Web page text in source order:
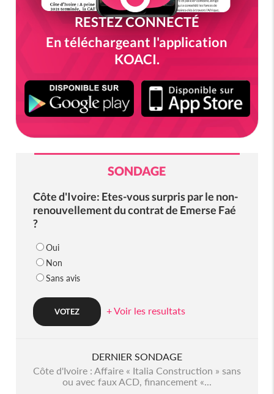
RESTEZ CONNECTÉ
En téléchargeant l'application
KOACI.
SONDAGE
Côte d'Ivoire: Etes-vous surpris par le non-
renouvellement du contrat de Emerse Faé
?
Oui
Non
Sans avis
+ Voir les resultats
DERNIER SONDAGE
Côte d'Ivoire : Affaire « Italia Construction » sans
ou avec faux ACD, financement «...